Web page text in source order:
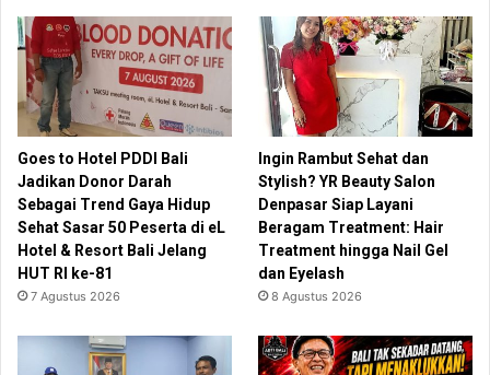
Goes to Hotel PDDI Bali
Jadikan Donor Darah
Sebagai Trend Gaya Hidup
Sehat Sasar 50 Peserta di eL
Hotel & Resort Bali Jelang
HUT RI ke-81
7 Agustus 2026
Ingin Rambut Sehat dan
Stylish? YR Beauty Salon
Denpasar Siap Layani
Beragam Treatment: Hair
Treatment hingga Nail Gel
dan Eyelash
8 Agustus 2026